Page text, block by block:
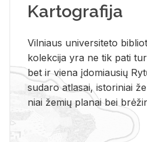
Kartografija
Vil­niaus uni­ver­si­te­to
ko­lek­ci­ja yra ne tik pati
bet ir vie­na įdo­miau­sių
su­da­ro at­la­sai, is­to­ri­niai
niai že­mių pla­nai bei